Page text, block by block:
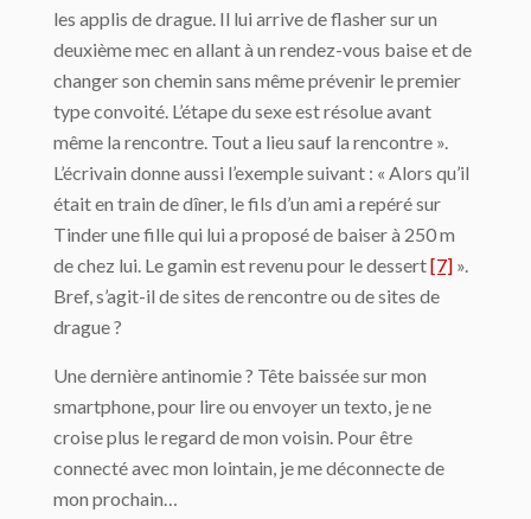
les applis de drague. Il lui arrive de flasher sur un
deuxième mec en allant à un rendez-vous baise et de
changer son chemin sans même prévenir le premier
type convoité. L’étape du sexe est résolue avant
même la rencontre. Tout a lieu sauf la rencontre ».
L’écrivain donne aussi l’exemple suivant : « Alors qu’il
était en train de dîner, le fils d’un ami a repéré sur
Tinder une fille qui lui a proposé de baiser à 250 m
de chez lui. Le gamin est revenu pour le dessert[7] ».
Bref, s’agit-il de sites de rencontre ou de sites de
drague ?
Une dernière antinomie ? Tête baissée sur mon
smartphone, pour lire ou envoyer un texto, je ne
croise plus le regard de mon voisin. Pour être
connecté avec mon lointain, je me déconnecte de
mon prochain…